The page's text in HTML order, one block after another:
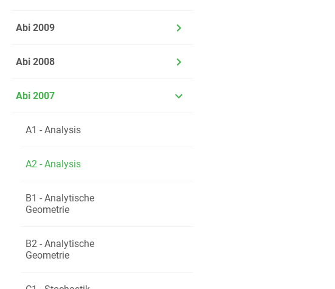
Abi 2009
Abi 2008
Abi 2007
A1 - Analysis
A2 - Analysis
B1 - Analytische
Geometrie
B2 - Analytische
Geometrie